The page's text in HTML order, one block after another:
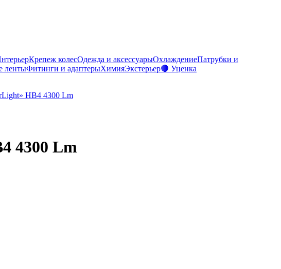
Крепеж колесОдежда и аксессуарыОхлаждениеПатрубки и
лентыФитинги и адаптерыХимияЭкстерьер🔴 Уценка
4300 Lm